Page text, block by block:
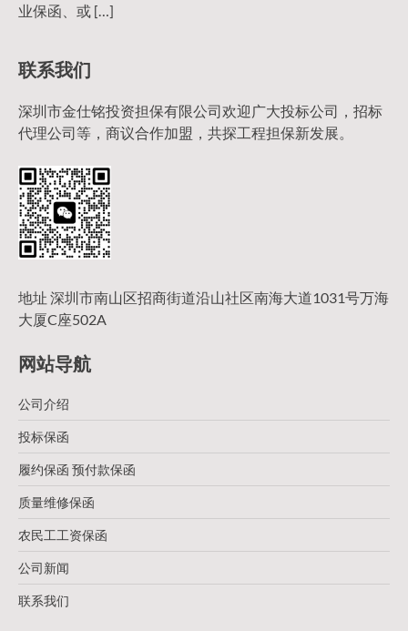
业保函、或 […]
联系我们
深圳市金仕铭投资担保有限公司欢迎广大投标公司，招标
代理公司等，商议合作加盟，共探工程担保新发展。
地址 深圳市南山区招商街道沿山社区南海大道1031号万海
大厦C座502A
网站导航
公司介绍
投标保函
履约保函 预付款保函
质量维修保函
农民工工资保函
公司新闻
联系我们